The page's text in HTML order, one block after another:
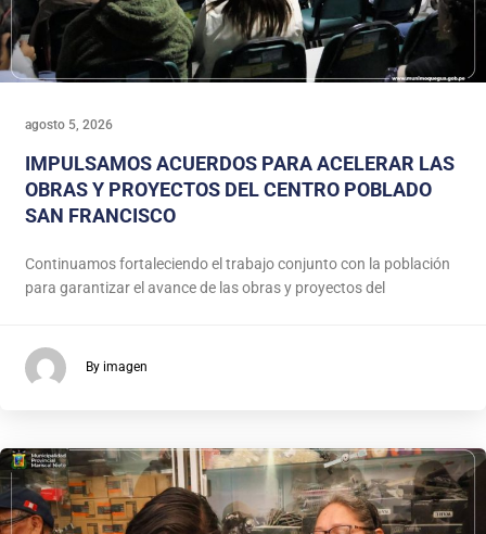
agosto 5, 2026
IMPULSAMOS ACUERDOS PARA ACELERAR LAS
OBRAS Y PROYECTOS DEL CENTRO POBLADO
SAN FRANCISCO
Continuamos fortaleciendo el trabajo conjunto con la población
para garantizar el avance de las obras y proyectos del
By imagen